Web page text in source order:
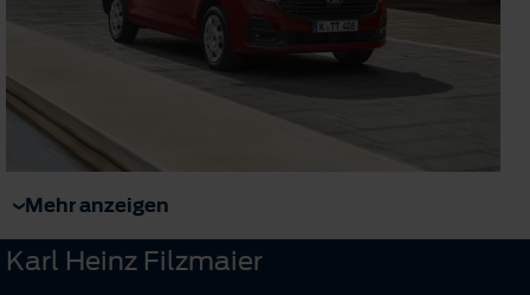
Mehr anzeigen
Karl Heinz Filzmaier